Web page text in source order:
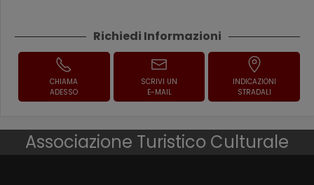
Richiedi Informazioni
CHIAMA
ADESSO
SCRIVI UN
E-MAIL
INDICAZIONI
STRADALI
Associazione Turistico Culturale